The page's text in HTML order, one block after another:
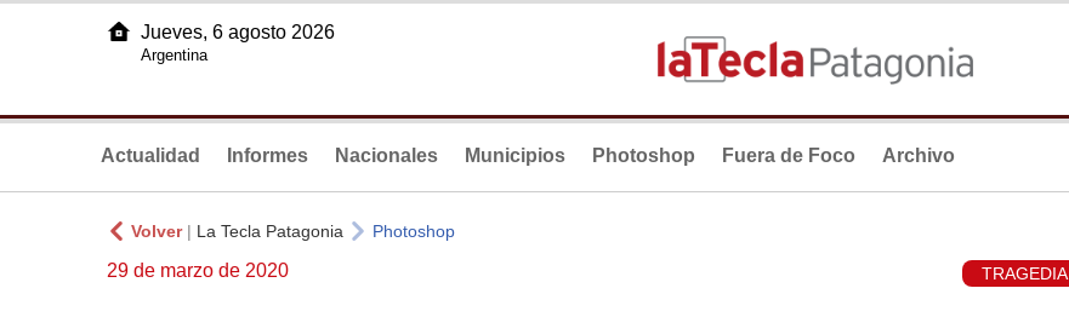
Jueves, 6 agosto 2026
Argentina
Actualidad Informes Nacionales Municipios Photoshop Fuera de Foco Archivo
Volver| La Tecla Patagonia Photoshop
29 de marzo de 2020 TRAGEDIA